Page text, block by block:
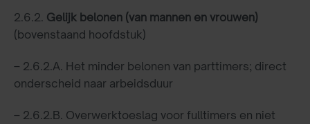
2.6.2. Gelijk belonen (van mannen en vrouwen)
(bovenstaand hoofdstuk)
– 2.6.2.A. Het minder belonen van parttimers; direct
onderscheid naar arbeidsduur
– 2.6.2.B. Overwerktoeslag voor fulltimers en niet